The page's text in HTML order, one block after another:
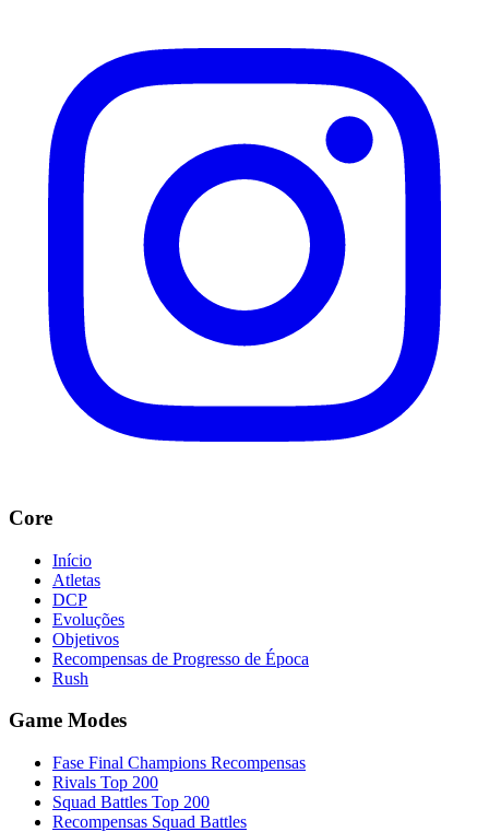
Core
Início
Atletas
DCP
Evoluções
Objetivos
Recompensas de Progresso de Época
Rush
Game Modes
Fase Final Champions Recompensas
Rivals Top 200
Squad Battles Top 200
Recompensas Squad Battles